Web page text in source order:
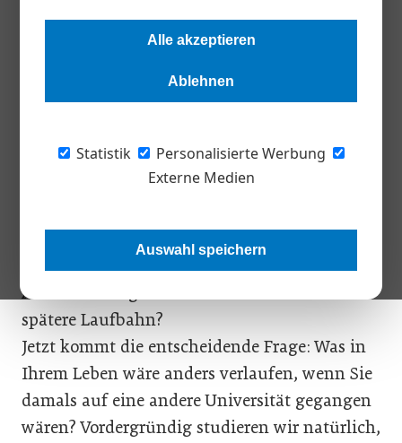
Alle akzeptieren
Ablehnen
Statistik
Personalisierte Werbung
Externe Medien
Auswahl speichern
Bei der Aus- und Weiterbildung geht es nicht nur um den
auch ­maßgeblich, welche Kontakte man knüpfen kann.
studiert: Welche Ihrer heutigen Freunde
haben Sie an Ihrer Uni kennengelernt? Auf
Sie sich schon bei der Seminararbeit verlassen
(und umgekehrt)? Welche Professoren oder
Assistenten legten Ihnen die Rutsche für Ihre
spätere Laufbahn?
Jetzt kommt die entscheidende Frage: Was in
Ihrem Leben wäre anders verlaufen, wenn Sie
damals auf eine andere Universität gegangen
wären? Vordergründig studieren wir natürlich,